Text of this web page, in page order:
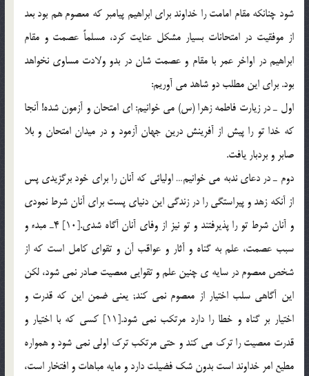
شود چنانكه مقام امامت را خداوند براي ابراهيم پيامبر كه معصوم هم بود بعد
از موفقيت در امتحانات بسيار مشكل عنايت كرد، مسلماً عصمت و مقام
ابراهيم در اواخر عمر با مقام و عصمت شان در بدو ولادت مساوي نخواهد
بود. براي اين مطلب دو شاهد مي آوريم:
اول ـ در زيارت فاطمه زهرا (س) مي خوانيم: اي امتحان و آزمون شده! آنجا
كه خدا تو را پيش از آفرينش درين جهان آزمود و در ميدان امتحان و بلا
صابر و بردبار يافت.
دوم ـ در دعاي ندبه مي خوانيم… اوليائي كه آنان را براي خود برگزيدي پس
از آنكه زهد و پيراستگي را در زندگي اين دنياي پست براي آنان شرط نمودي
و آنان شرط تو را پذيرفتند و تو نيز از وفاي آنان آگاه شدي.[10] 4ـ مبدء و
سبب عصمت، علم به گناه و آثار و عواقب آن و تقواي كامل است كه از
شخص معصوم در سايه ي چنين علم و تقوايي معصيت صادر نمي شود، لكن
اين آگاهي سلب اختيار از معصوم نمي كند; يعني ضمن اين كه قدرت و
اختيار بر گناه و خطا را دارد مرتكب نمي شود.[11] كسي كه با اختيار و
قدرت معصيت را ترك مي كند و حتي مرتكب ترك اولي نمي شود و همواره
مطيع امر خداوند است بدون شك فضيلت دارد و مايه مباهات و افتخار است،